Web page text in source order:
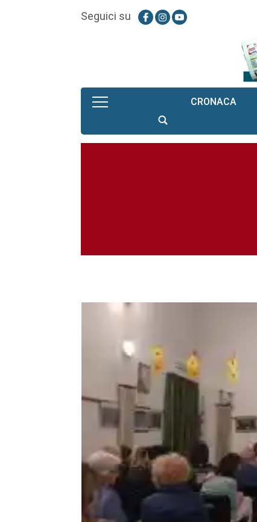
Seguici su
CRONACA